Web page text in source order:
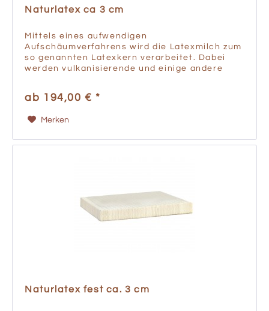
Naturlatex ca 3 cm
Mittels eines aufwendigen
Aufschäumverfahrens wird die Latexmilch zum
so genannten Latexkern verarbeitet. Dabei
werden vulkanisierende und einige andere
ab 194,00 € *
Merken
Naturlatex fest ca. 3 cm